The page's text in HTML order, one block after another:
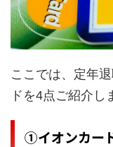
ここでは、定年
ドを4点ご紹介し
①イオンカー